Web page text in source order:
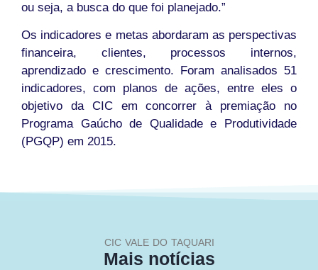
ou seja, a busca do que foi planejado.”
Os indicadores e metas abordaram as perspectivas
financeira, clientes, processos internos,
aprendizado e crescimento. Foram analisados 51
indicadores, com planos de ações, entre eles o
objetivo da CIC em concorrer à premiação no
Programa Gaúcho de Qualidade e Produtividade
(PGQP) em 2015.
CIC VALE DO TAQUARI
Mais notícias